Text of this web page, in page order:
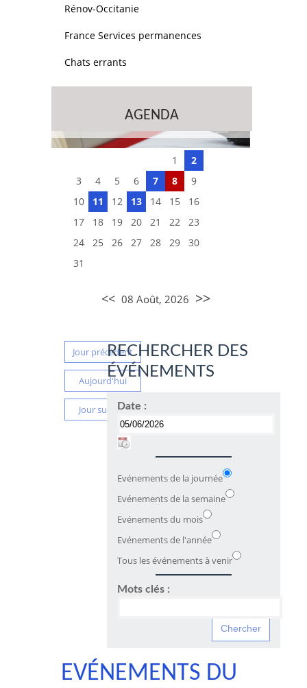
Rénov-Occitanie
France Services permanences
Chats errants
AGENDA
1
2
3
4 5 6 7 8
9
10
11 12 13 14 15
16
17
18 19 20 21 22
23
24
25 26 27 28 29
30
31
<< 08 Août, 2026 >>
Jour précédent
Aujourd'hui
Jour suivant
RECHERCHER DES
ÉVÉNEMENTS
Date :
Evénements de la journée
Evénements de la semaine
Evénements du mois
Evénements de l'année
Tous les événements à venir
Mots clés :
EVÉNEMENTS DU